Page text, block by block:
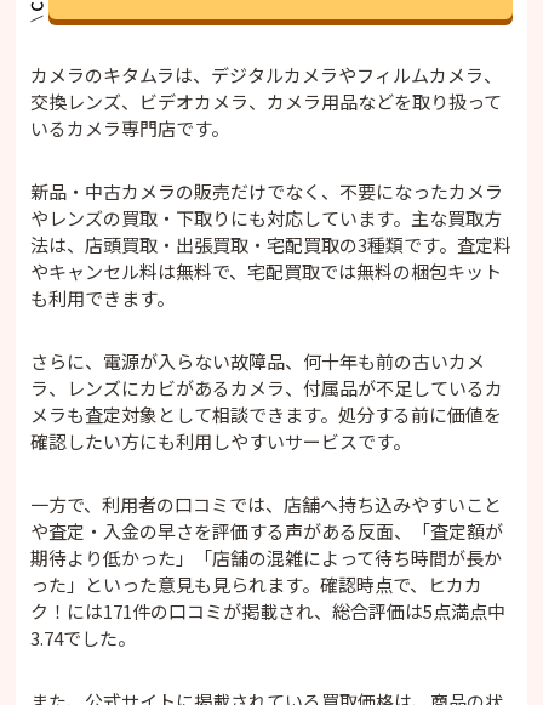
カメラのキタムラは、デジタルカメラやフィルムカメラ、
交換レンズ、ビデオカメラ、カメラ用品などを取り扱って
いるカメラ専門店です。
新品・中古カメラの販売だけでなく、不要になったカメラ
やレンズの買取・下取りにも対応しています。主な買取方
法は、店頭買取・出張買取・宅配買取の3種類です。査定料
やキャンセル料は無料で、宅配買取では無料の梱包キット
も利用できます。
さらに、電源が入らない故障品、何十年も前の古いカメ
ラ、レンズにカビがあるカメラ、付属品が不足しているカ
メラも査定対象として相談できます。処分する前に価値を
確認したい方にも利用しやすいサービスです。
一方で、利用者の口コミでは、店舗へ持ち込みやすいこと
や査定・入金の早さを評価する声がある反面、「査定額が
期待より低かった」「店舗の混雑によって待ち時間が長か
った」といった意見も見られます。確認時点で、ヒカカ
ク！には171件の口コミが掲載され、総合評価は5点満点中
3.74でした。